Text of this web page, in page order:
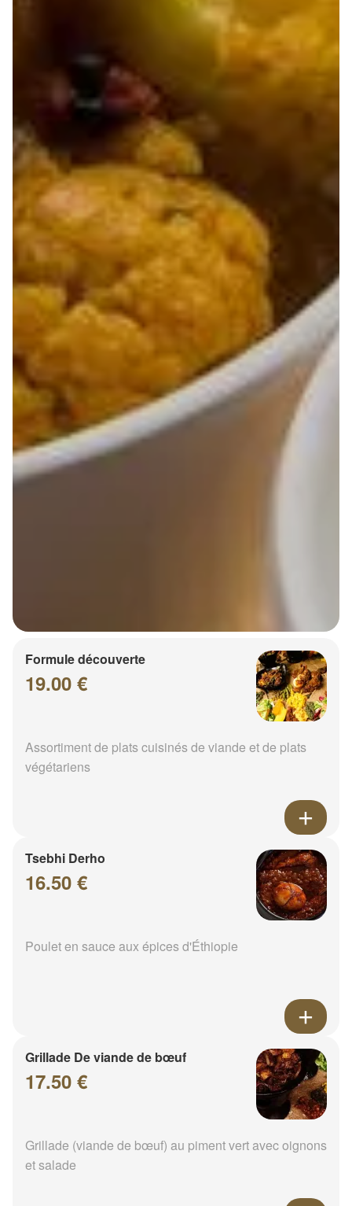
Formule découverte
19.00 €
Assortiment de plats cuisinés de viande et de plats
végétariens
Tsebhi Derho
16.50 €
Poulet en sauce aux épices d'Éthiopie
Grillade De viande de bœuf
17.50 €
Grillade (viande de bœuf) au piment vert avec oignons
et salade